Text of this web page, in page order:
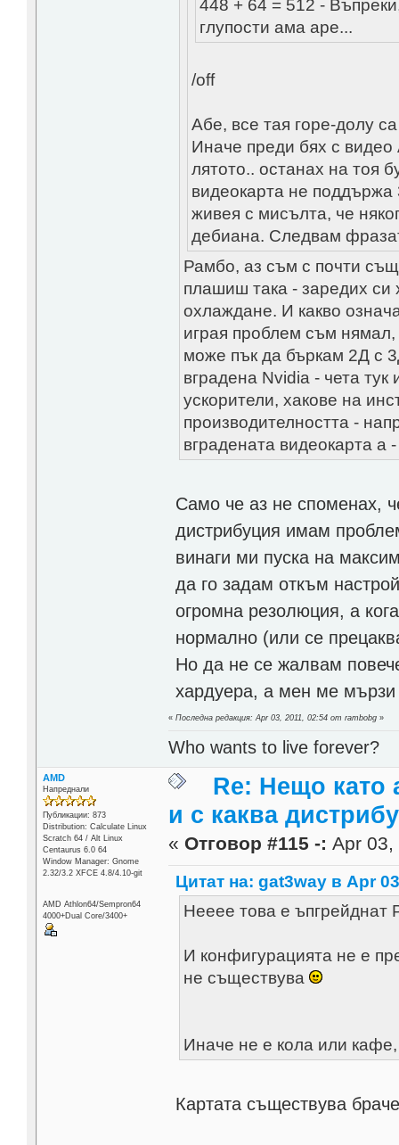
448 + 64 = 512 -
глупости ама аре...
/off
Абе, все тая горе-долу
Иначе преди бях с видео
лятото.. останах на тоя
видеокарта не поддържа
живея с мисълта, че
дебиана. Следвам
Рамбо, аз съм с почти
плашиш така - заредих си
охлаждане. И какво
играя проблем съм
може пък да бъркам 2Д с
вградена Nvidia - чета
ускорители, хакове на
производителността -
вградената видеокарта
Само че аз не споменах,
дистрибуция имам
винаги ми пуска на
да го задам откъм
огромна резолюция, а
нормално (или се
Но да не се жалвам
хардуера, а мен ме
«Последна редакция: Apr 03, 2011, 02:54 от rambobg »
Who wants to live forever?
AMD
Напреднали
Публикации: 873
Distribution: Calculate Linux
Scratch 64 / Alt Linux
Centaurus 6.0 64
Window Manager: Gnome
2.32/3.2 XFCE 4.8/4.10-git
AMD Athlon64/Sempron64
4000+Dual Core/3400+
Re: Нещо като
и с каква
« Отговор #115 -: Apr 03,
Цитат на: gat3way в Apr
Нееее това е ъпгрейднат
И конфигурацията не е
не съществува
Иначе не е кола или
Картата съществува